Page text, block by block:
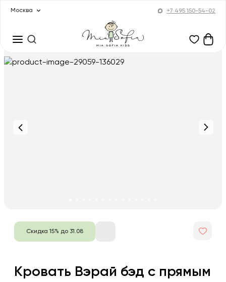
Москва +7 495 150-54-02
Скидка 15% до 31.08
Кровать Вэрай бэд с прямым